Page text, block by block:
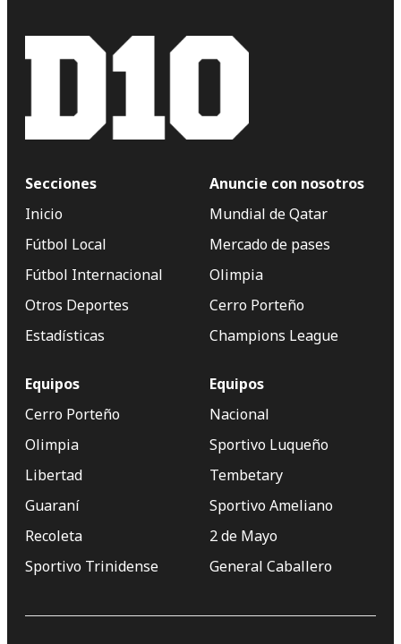
Secciones
Inicio
Fútbol Local
Fútbol Internacional
Otros Deportes
Estadísticas
Anuncie con nosotros
Mundial de Qatar
Mercado de pases
Olimpia
Cerro Porteño
Champions League
Equipos
Cerro Porteño
Olimpia
Libertad
Guaraní
Recoleta
Sportivo Trinidense
Equipos
Nacional
Sportivo Luqueño
Tembetary
Sportivo Ameliano
2 de Mayo
General Caballero